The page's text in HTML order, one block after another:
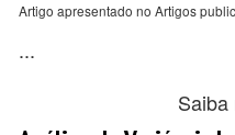
Artigo apresentado no Artigos
...